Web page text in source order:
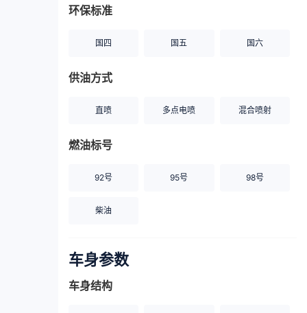
环保标准
国四 国五 国六
供油方式
直喷 多点电喷 混合喷射
燃油标号
92号 95号 98号
柴油
车身参数
车身结构